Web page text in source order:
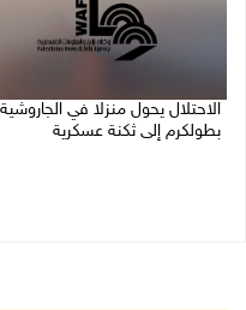
الاحتلال يحول منزلا في الجاروشية
بطولكرم إلى ثكنة عسكرية